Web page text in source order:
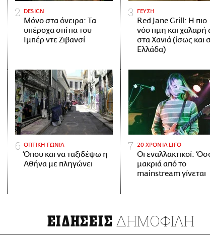
DESIGN
Μόνο στα όνειρα: Τα
υπέροχα σπίτια του
Ιμπέρ ντε Ζιβανσί
ΓΕΥΣΗ
Red Jane Grill: Η πιο
νόστιμη και χαλαρή
στα Χανιά (ίσως και
Ελλάδα)
ΟΠΤΙΚΗ ΓΩΝΙΑ
Όπου και να ταξιδέψω η
Αθήνα με πληγώνει
20 ΧΡΟΝΙΑ LIFO
Οι εναλλακτικοί:
μακριά από το
mainstream γίνεται
ΕΙΔΗΣΕΙΣ ΔΗΜΟΦΙΛΗ